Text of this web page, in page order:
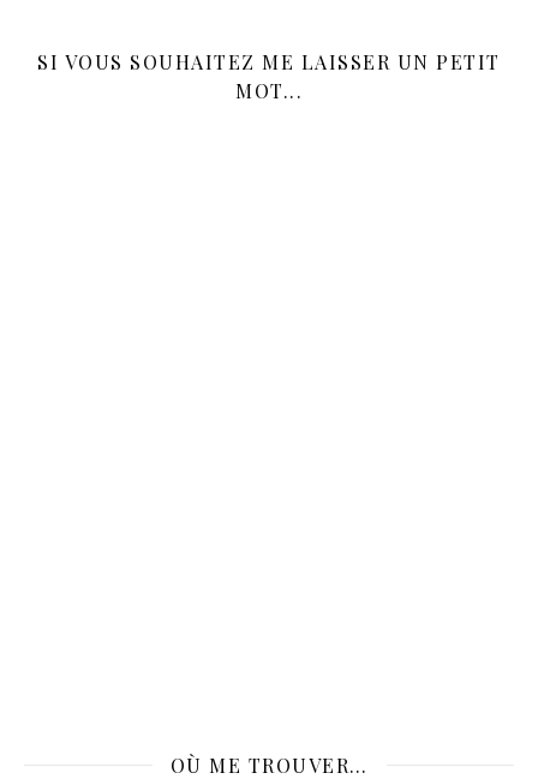
SI VOUS SOUHAITEZ ME LAISSER UN PETIT
MOT...
OÙ ME TROUVER…